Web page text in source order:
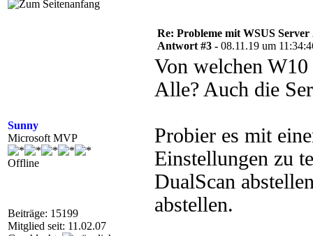
Sunny
Microsoft MVP
Offline
Beiträge: 15199
Mitglied seit: 11.02.07
Re: Probleme mit WSUS Server
Antwort #3 - 08.11.19 um
Von welchen
Alle? Auch die
Probier es mit
Einstellungen zu
DualScan
abstellen.